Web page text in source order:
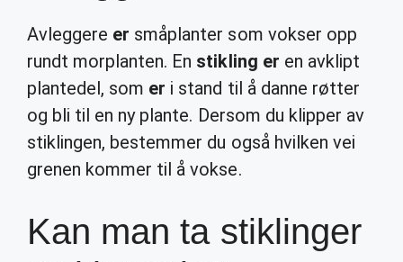
Avleggere er småplanter som vokser opp
rundt morplanten. En stikling er en avklipt
plantedel, som er i stand til å danne røtter
og bli til en ny plante. Dersom du klipper av
stiklingen, bestemmer du også hvilken vei
grenen kommer til å vokse.
Kan man ta stiklinger